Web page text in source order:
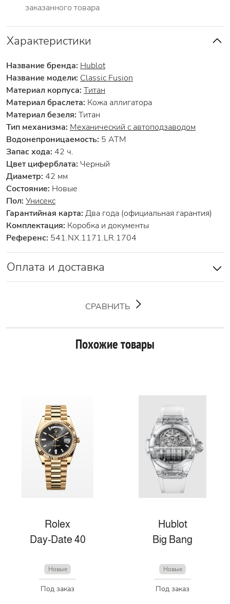
заказанного товара
Характеристики
Название бренда: Hublot
Название модели: Classic Fusion
Материал корпуса: Титан
Материал браслета: Кожа аллигатора
Материал безеля: Титан
Тип механизма: Механический с автоподзаводом
Водонепроницаемость: 5 АТМ
Запас хода: 42 ч.
Цвет циферблата: Черный
Диаметр: 42 мм
Состояние: Новые
Пол: Унисекс
Гарантийная карта: Два года (официальная гарантия)
Комплектация: Коробка и документы
Референс: 541.NX.1171.LR.1704
Оплата и доставка
СРАВНИТЬ
Похожие товары
Rolex
Day-Date 40
Новые
Под заказ
Hublot
Big Bang
Новые
Под заказ